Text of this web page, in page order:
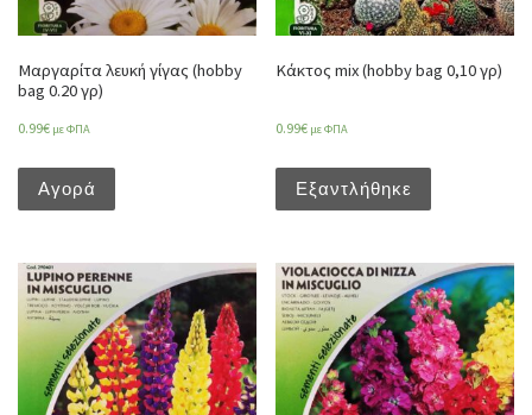
Μαργαρίτα λευκή γίγας (hobby
bag 0.20 γρ)
0.99€ με ΦΠΑ
Αγορά
Κάκτος mix (hobby bag 0,10 γρ)
0.99€ με ΦΠΑ
Εξαντλήθηκε